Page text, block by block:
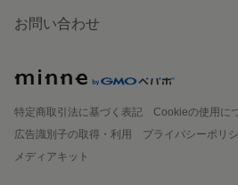
お問い合わせ
特定商取引法に基づく表記
Cookieの使用に
広告識別子の取得・利用
プライバシーポリ
メディアキット